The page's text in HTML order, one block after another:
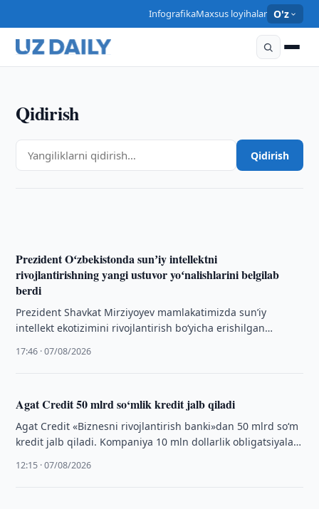
InfografikaMaxsus loyihalar O'z
Qidirish
Qidirish
Yandex Uzbekistan ilk National Transport
Hackathon'ning hamkoriga aylandi
Prezident Oʻzbekistonda sunʼiy intellektni
rivojlantirishning yangi ustuvor yoʻnalishlarini belgilab
berdi
Prezident Shavkat Mirziyoyev mamlakatimizda sunʼiy
intellekt ekotizimini rivojlantirish boʻyicha erishilgan
taqdimot bilan tanishdi.
17:46 · 07/08/2026
Agat Credit 50 mlrd so‘mlik kredit jalb qiladi
Agat Credit «Biznesni rivojlantirish banki»dan 50 mlrd so‘m
kredit jalb qiladi. Kompaniya 10 mln dollarlik obligatsiyalar
12:15 · 07/08/2026